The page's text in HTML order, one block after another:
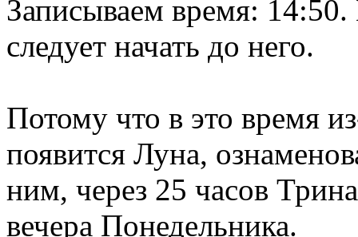
Записываем время: 14:50.
следует начать до него.
Потому что в это время
появится Луна,
ним, через 25 часов
вечера Понедельника.